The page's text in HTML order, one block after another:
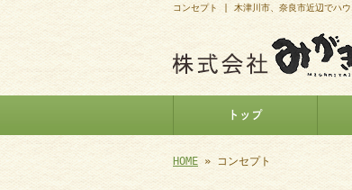
コンセプト | 木津川市、奈良市近辺でハウ
トップ
HOME » コンセプト